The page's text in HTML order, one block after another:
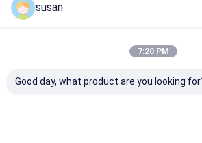
Polecane Produkty
susan
7:20 PM
Good day, what product are you looking